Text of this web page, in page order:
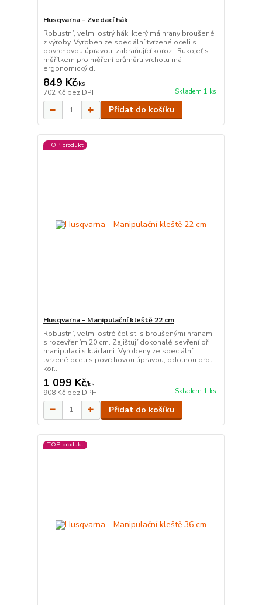
Husqvarna - Zvedací hák
Robustní, velmi ostrý hák, který má hrany broušené
z výroby. Vyroben ze speciální tvrzené oceli s
povrchovou úpravou, zabraňující korozi. Rukojeť s
měřítkem pro měření průměru vrcholu má
ergonomický d...
849 Kč/ks
702 Kč bez DPH Skladem 1 ks
Přidat do košíku
TOP produkt
Husqvarna - Manipulační kleště 22 cm
Robustní, velmi ostré čelisti s broušenými hranami,
s rozevřením 20 cm. Zajišťují dokonalé sevření při
manipulaci s kládami. Vyrobeny ze speciální
tvrzené oceli s povrchovou úpravou, odolnou proti
kor...
1 099 Kč/ks
908 Kč bez DPH Skladem 1 ks
Přidat do košíku
TOP produkt